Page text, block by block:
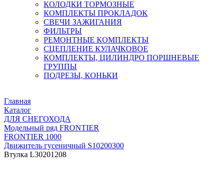
КОЛОДКИ ТОРМОЗНЫЕ
КОМПЛЕКТЫ ПРОКЛАДОК
СВЕЧИ ЗАЖИГАНИЯ
ФИЛЬТРЫ
РЕМОНТНЫЕ КОМПЛЕКТЫ
СЦЕПЛЕНИЕ КУЛАЧКОВОЕ
КОМПЛЕКТЫ, ЦИЛИНДРО ПОРШНЕВЫЕ
ГРУППЫ
ПОДРЕЗЫ, КОНЬКИ
Главная
Каталог
ДЛЯ СНЕГОХОДА
Модельный ряд FRONTIER
FRONTIER 1000
Движитель гусеничный S10200300
Втулка L30201208